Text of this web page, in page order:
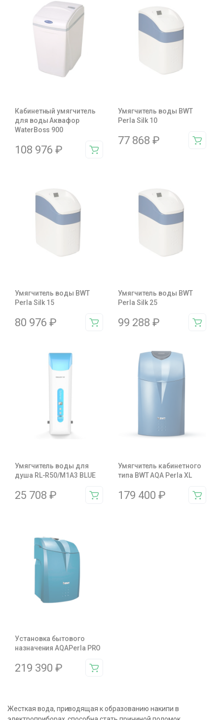
Кабинетный умягчитель
для воды Аквафор
WaterBoss 900
108 976 ₽
Умягчитель воды BWT
Perla Silk 10
77 868 ₽
Умягчитель воды BWT
Perla Silk 15
80 976 ₽
Умягчитель воды BWT
Perla Silk 25
99 288 ₽
Умягчитель воды для
душа RL-R50/M1A3 BLUE
25 708 ₽
Умягчитель кабинетного
типа BWT AQA Perla XL
179 400 ₽
Установка бытового
назначения AQAPerla PRO
219 390 ₽
Жесткая вода, приводящая к образованию накипи в